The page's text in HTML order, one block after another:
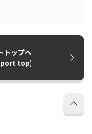
トップへ
top)